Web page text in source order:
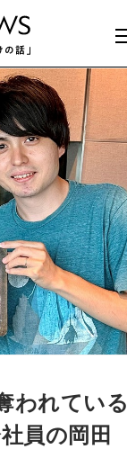
われてい
員の岡田